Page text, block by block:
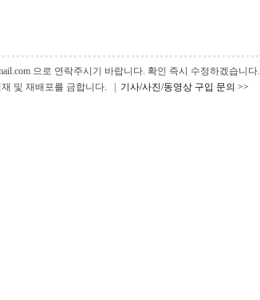
으로 연락주시기 바랍니다. 확인 즉시 수정하겠습니다.
재 및 재배포를 금합니다. | 기사/사진/동영상 구입 문의 >>